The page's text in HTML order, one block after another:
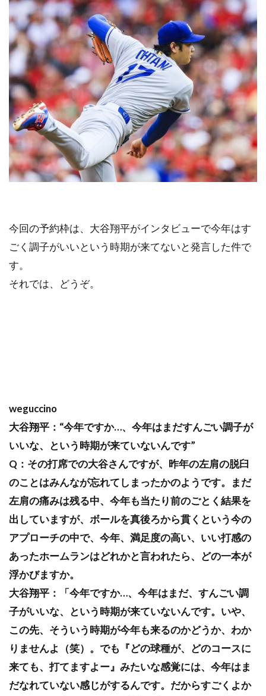
今回の予約枠は、大谷翔平がインタビューで今年はす
ごく調子がいいという時期が来てないと発言した件で
す。
それでは、どうぞ。
weguccino
大谷翔平：“今年ですか…、今年はまだすんごい調子が
いいな、という時期が来ていないんです”
Q：その打席での大谷さんですが、昨年の左肩の脱臼
のことはみんなが忘れてしまったかのようです。まだ
左肩の痛みは残る中、今年も当たり前のごとく結果を
出していますが、ボールを真後ろから貫くという今の
アプローチの中で、今年、満足度の高い、いい打感の
あったホームランはどれかと言われたら、どの一本が
浮かびますか。
大谷翔平：「今年ですか…、今年はまだ、すんごい調
子がいいな、という時期が来ていないんです。いや、
この先、そういう時期が今年も来るのかどうか、わか
りませんよ（笑）。でも『どの球種が、どのコースに
来ても、打てますよー』みたいな感覚には、今年はま
だなれていない感じがするんです。だからすごくよか